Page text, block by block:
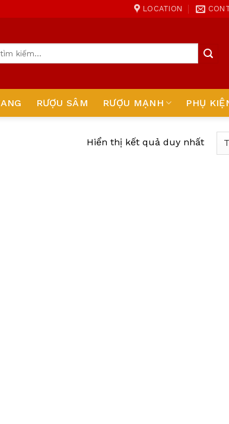
LOCATION
RƯỢU SÂM RƯỢU MẠNH PHỤ
Hiển thị kết quả duy nhất